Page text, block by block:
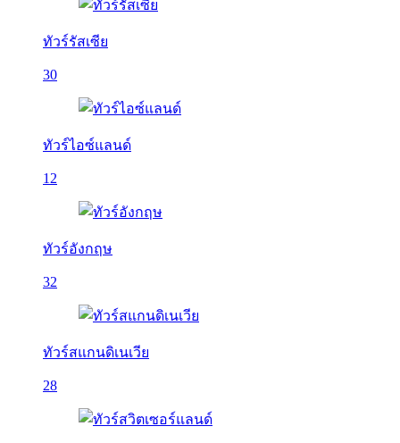
ทัวร์รัสเซีย
30
ทัวร์ไอซ์แลนด์
12
ทัวร์อังกฤษ
32
ทัวร์สแกนดิเนเวีย
28